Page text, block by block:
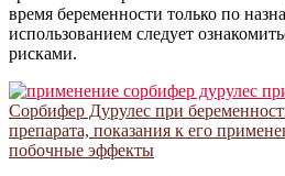
время беременности только по
использованием следует
рисками.
Сорбифер Дурулес при
препарата, показания к его
побочные эффекты